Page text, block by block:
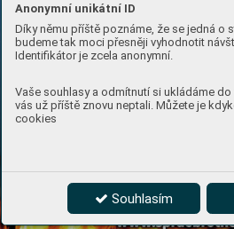
Anonymní unikátní ID
Díky němu příště poznáme, že se jedná o
budeme tak moci přesněji vyhodnotit
Identifikátor je zcela anonymní.
Vaše souhlasy a odmítnutí si ukládáme
vás už příště znovu neptali. Můžete je
cookies
Souhlasím